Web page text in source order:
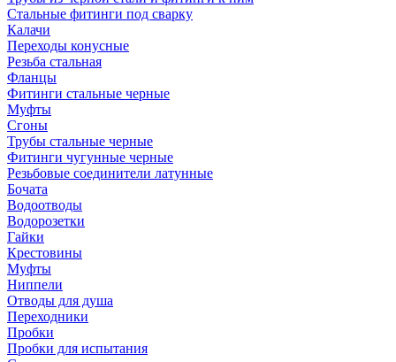
Стальные фитинги под сварку
Калачи
Переходы конусные
Резьба стальная
Фланцы
Фитинги стальные черные
Муфты
Сгоны
Трубы стальные черные
Фитинги чугунные черные
Резьбовые соединители латунные
Бочата
Водоотводы
Водорозетки
Гайки
Крестовины
Муфты
Ниппели
Отводы для душа
Переходники
Пробки
Пробки для испытания